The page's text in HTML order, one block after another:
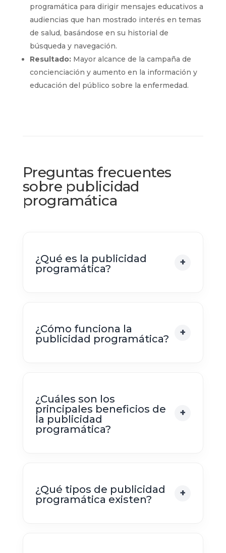
programática para dirigir mensajes educativos a
audiencias que han mostrado interés en temas
de salud, basándose en su historial de
búsqueda y navegación.
Resultado:Mayor alcance de la campaña de
concienciación y aumento en la información y
educación del público sobre la enfermedad.
Preguntas frecuentes
sobre publicidad
programática
¿Qué es la publicidad
programática?
¿Cómo funciona la
publicidad programática?
¿Cuáles son los
principales beneficios de
la publicidad
programática?
¿Qué tipos de publicidad
programática existen?